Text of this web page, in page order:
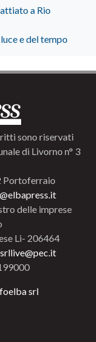
a Rio
e del tempo
sono riservati
di Livorno n° 3
Portoferraio
delle imprese
Li- 206464
srllive@pec.it
srl